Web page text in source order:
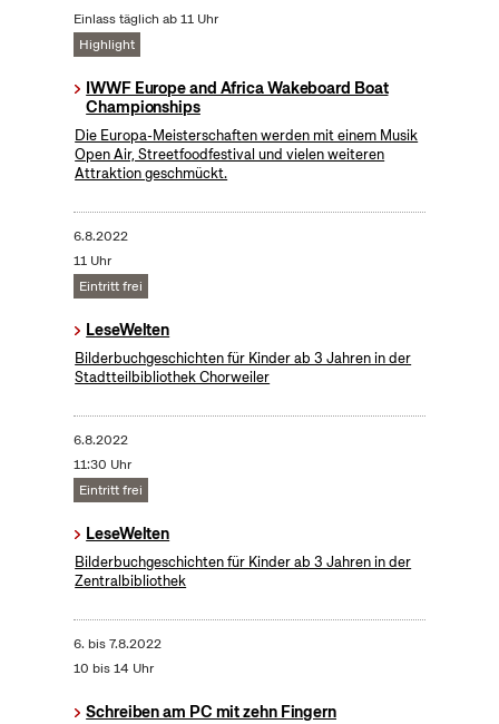
Einlass täglich ab 11 Uhr
Highlight
IWWF Europe and Africa Wakeboard Boat
Championships
Die Europa-Meisterschaften werden mit einem Musik
Open Air, Streetfoodfestival und vielen weiteren
Attraktion geschmückt.
6.8.2022
11 Uhr
Eintritt frei
LeseWelten
Bilderbuchgeschichten für Kinder ab 3 Jahren in der
Stadtteilbibliothek Chorweiler
6.8.2022
11:30 Uhr
Eintritt frei
LeseWelten
Bilderbuchgeschichten für Kinder ab 3 Jahren in der
Zentralbibliothek
6. bis7.8.2022
10 bis 14 Uhr
Schreiben am PC mit zehn Fingern